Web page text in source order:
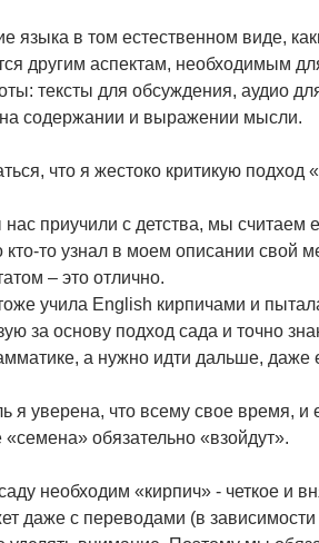
языка в том естественном виде,
другим аспектам, необходимым
тексты для обсуждения, аудио
на содержании и выражении мысли.
что я жестоко критикую
нас приучили с детства, мы
кто-то узнал в моем описании свой
– это отлично.
учила English кирпичами и
за основу подход сада и точно
а нужно идти дальше, даже
я уверена, что всему свое время,
«семена» обязательно «взойдут».
необходим «кирпич» - четкое и
даже с переводами (в